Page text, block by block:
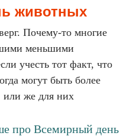
животных
Почему-то многие
меньшими
учесть тот факт, что
могут быть более
или же для них
про Всемирный день